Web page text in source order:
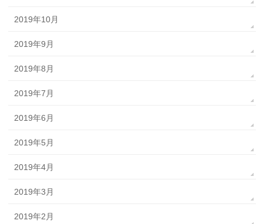
2019年10月
2019年9月
2019年8月
2019年7月
2019年6月
2019年5月
2019年4月
2019年3月
2019年2月